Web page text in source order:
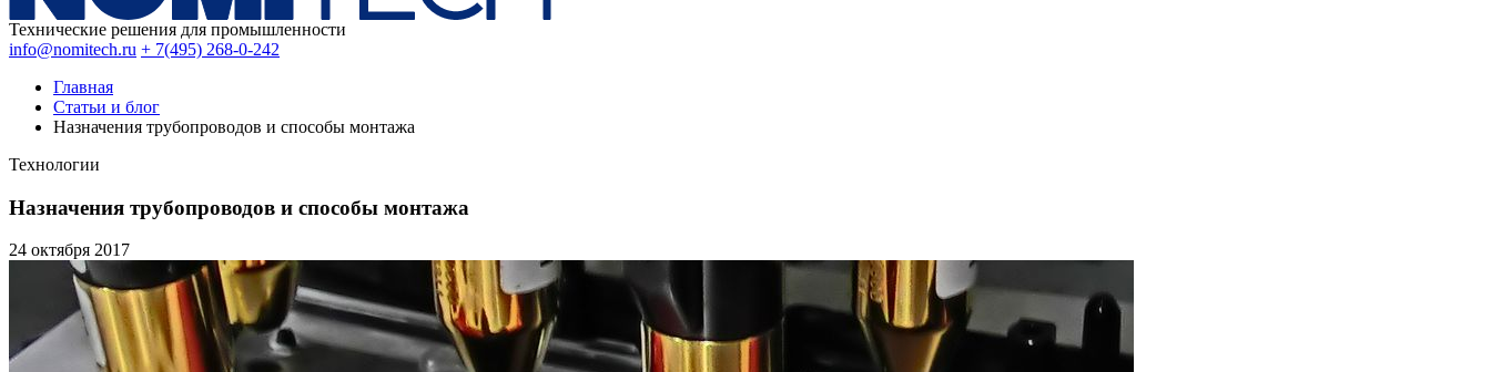
Технические решения для промышленности
info@nomitech.ru + 7(495) 268-0-242
Главная
Статьи и блог
Назначения трубопроводов и способы монтажа
Технологии
Назначения трубопроводов и способы монтажа
24 октября 2017